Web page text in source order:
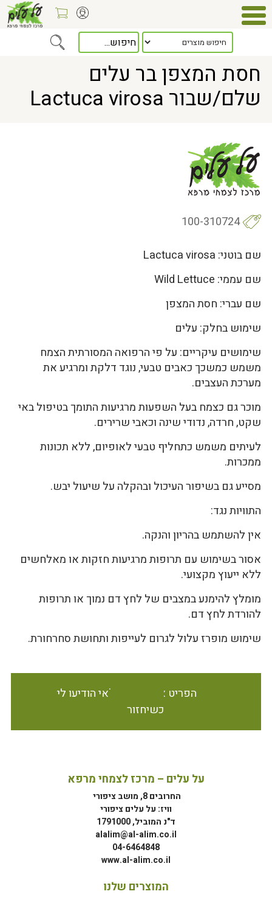
> חסת המצפן בר עלים שלם/שבור Lactuca virosa
חסת המצפן בר עלים
שלם/שבור Lactuca virosa
100-310724
שם בוטני: Lactuca virosa
שם עממי: Wild Lettuce
שם עברי: חסת המצפן
שימוש בחלק: עלים
שימושים עיקריים: על פי הרפואה המסורתית הצמח
משמש כמשכך כאבים טבעי, נוגד דלקת ומרגיע את
מערכת העצבים.
מוכר גם כצמח בעל השפעות מרגיעות התומך בטיפול באי
שקט, חרדה, נדודי שינה וכאבי שרירים.
לעיתים משמש כתחליף טבעי לאופיום, ללא תכונות
ממכרות.
מסייע גם בשיפור העיכול ובהקלה על שיעול יבש.
התוויות נגד:
אין להשתמש בהריון והנקה.
אסור בשימוש עם תרופות מרגיעות חזקות או מאלחשים
ללא ייעוץ מקצועי.
מומלץ להימנע במצבים של לחץ דם נמוך או תרופות
להורדת לחץ דם.
שימוש מופרז עלול לגרום לעייפות ותחושת סחרחורת.
הפריט אינו זמין במלאי הודיעו לי
כשיחזור
על עלים – מרכז לצמחי מרפא
החרובים 8, מושב ציפורי
וויז: על עלים ציפורי
ד"נ המוביל, 1791000
alalim@al-alim.co.il
04-6464848
www.al-alim.co.il
המוצרים שלנו